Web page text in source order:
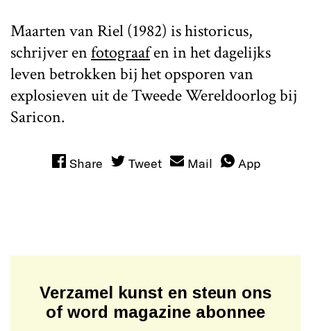
Maarten van Riel (1982) is historicus,
schrijver enfotograafen in het dagelijks
leven betrokken bij het opsporen van
explosieven uit de Tweede Wereldoorlog bij
Saricon.
Share Tweet Mail App
Verzamel kunst en steun ons
of word magazine abonnee